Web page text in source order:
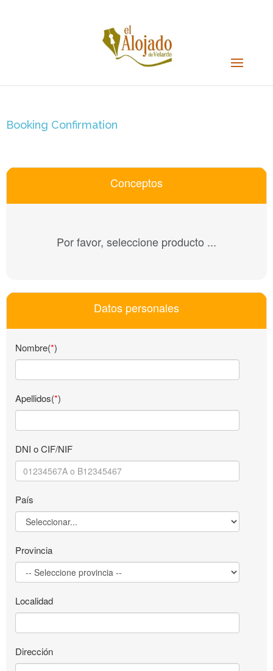
Booking Confirmation
Conceptos
Por favor, seleccione producto ...
Datos personales
Nombre(*)
Apellidos(*)
DNI o CIF/NIF
País
Provincia
Localidad
Dirección